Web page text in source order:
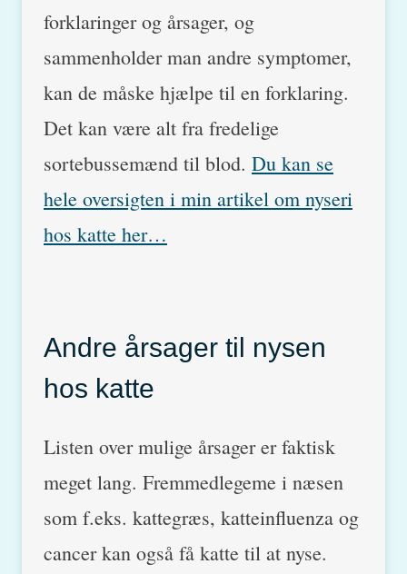
forklaringer og årsager, og
sammenholder man andre symptomer,
kan de måske hjælpe til en forklaring.
Det kan være alt fra fredelige
sortebussemænd til blod. Du kan se
hele oversigten i min artikel om nyseri
hos katte her…
Andre årsager til nysen
hos katte
Listen over mulige årsager er faktisk
meget lang. Fremmedlegeme i næsen
som f.eks. kattegræs, katteinfluenza og
cancer kan også få katte til at nyse.